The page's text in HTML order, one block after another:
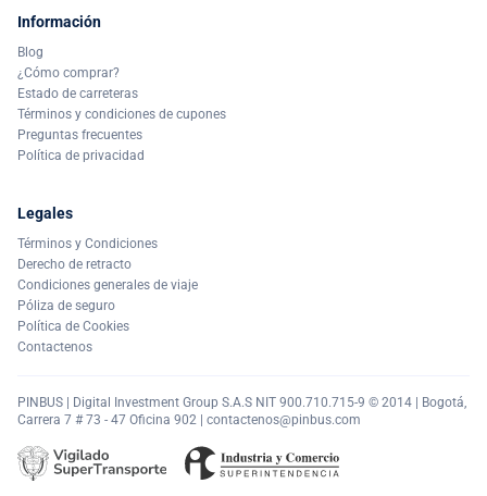
Información
Blog
¿Cómo comprar?
Estado de carreteras
Términos y condiciones de cupones
Preguntas frecuentes
Política de privacidad
Legales
Términos y Condiciones
Derecho de retracto
Condiciones generales de viaje
Póliza de seguro
Política de Cookies
Contactenos
PINBUS | Digital Investment Group S.A.S NIT 900.710.715-9 © 2014 | Bogotá,
Carrera 7 # 73 - 47 Oficina 902 | contactenos@pinbus.com